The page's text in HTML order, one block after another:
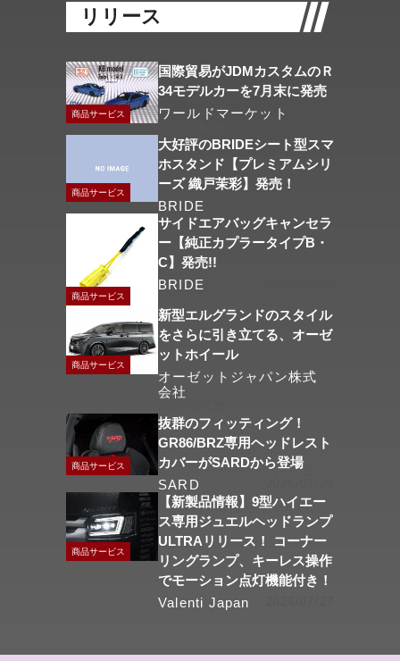
リリース
商品サービス
国際貿易がJDMカスタムのＲ
34モデルカーを7月末に発売
ワールドマーケット
商品サービス
大好評のBRIDEシート型スマ
ホスタンド【プレミアムシリ
ーズ 織戸茉彩】発売！
BRIDE
商品サービス
サイドエアバッグキャンセラ
ー【純正カプラータイプB・
C】発売!!
BRIDE
商品サービス
新型エルグランドのスタイル
をさらに引き立てる、オーゼ
ットホイール
オーゼットジャパン株式
会社
商品サービス
抜群のフィッティング！
GR86/BRZ専用ヘッドレスト
カバーがSARDから登場
SARD
商品サービス
【新製品情報】9型ハイエー
ス専用ジュエルヘッドランプ
ULTRAリリース！ コーナー
リングランプ、キーレス操作
でモーション点灯機能付き！
Valenti Japan